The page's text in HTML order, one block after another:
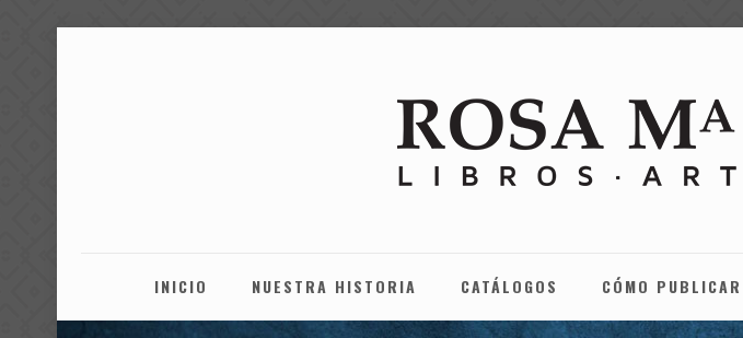
INICIO NUESTRA HISTORIA CATÁLOGOS CÓMO PUBLICAR